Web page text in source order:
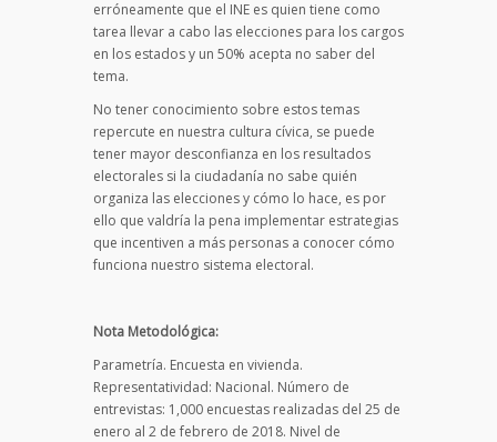
erróneamente que el INE es quien tiene como
tarea llevar a cabo las elecciones para los cargos
en los estados y un 50% acepta no saber del
tema.
No tener conocimiento sobre estos temas
repercute en nuestra cultura cívica, se puede
tener mayor desconfianza en los resultados
electorales si la ciudadanía no sabe quién
organiza las elecciones y cómo lo hace, es por
ello que valdría la pena implementar estrategias
que incentiven a más personas a conocer cómo
funciona nuestro sistema electoral.
Nota Metodológica:
Parametría. Encuesta en vivienda.
Representatividad: Nacional. Número de
entrevistas: 1,000 encuestas realizadas del 25 de
enero al 2 de febrero de 2018. Nivel de